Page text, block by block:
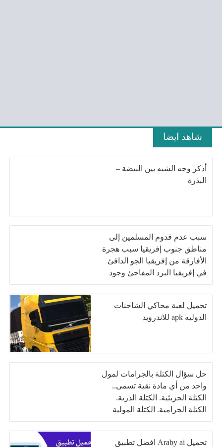
شاهد ايضا
أذكر وجه الشبه بين البيضة –
البذرة
سبب عدم قدوم المسلمين إلى
مناطق جنوب إفريقيا سبب هجرة
الأفارقة من إفريقيا الجو الدافئ
في إفريقيا البرد المفاجئ وجود
ذبابة تسي تسي انتشار الأمراض
بين الماشية
تحميل لعبة محاكي الشاحنات
الدوليه apk للاندرويد
حل سؤال الكتلة بالجرامات لمول
واحد من أي مادة نقية تسمى..
الكتلة الجزيئية. الكتلة الذرية.
الكتلة الجرامية. الكتلة المولية
تحميل Araby ai افضل تطبيق